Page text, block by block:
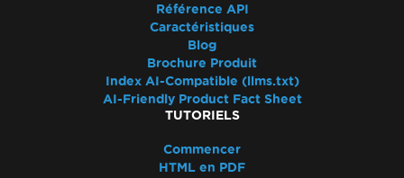
IronPDF - Sécurité CVE
Déclaration 'using' IronPDF
IronPDF - les hyperliens _blank dans un
PDF s'ouvrent dans le même onglet du
navigateur
Versions des fichiers PDF
IronPdf.Slim
IronPdf.Linux
Référence API
Caractéristiques
Blog
Brochure Produit
Index AI-Compatible (llms.txt)
AI-Friendly Product Fact Sheet
TUTORIELS
Commencer
HTML en PDF